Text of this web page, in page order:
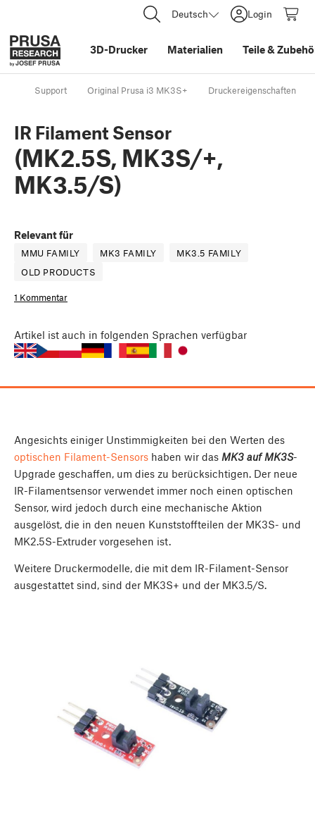
Deutsch Login
3D-Drucker Materialien Teile&
Support Original Prusa i3 MK3S+ Druckereigenschaften
IR Filament Sensor
(MK2.5S, MK3S/+,
MK3.5/S)
Relevant für
MMU FAMILY MK3 FAMILY
MK3.5 FAMILY
OLD PRODUCTS
1 Kommentar
Artikel ist auch in folgenden Sprachen verfügbar
Angesichts einiger Unstimmigkeiten bei den Werten des
optischen Filament-Sensors haben wir das MK3 auf MK3S-
Upgrade geschaffen, um dies zu berücksichtigen. Der neue
IR-Filamentsensor verwendet immer noch einen optischen
Sensor, wird jedoch durch eine mechanische Aktion
ausgelöst, die in den neuen Kunststoffteilen der MK3S- und
MK2.5S-Extruder vorgesehen ist.
Weitere Druckermodelle, die mit dem IR-Filament-Sensor
ausgestattet sind, sind der MK3S+ und der MK3.5/S.